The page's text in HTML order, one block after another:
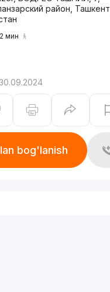
район, Ташкент,
мин
bog'lanish